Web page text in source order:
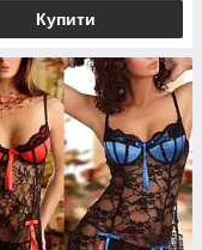
Купити